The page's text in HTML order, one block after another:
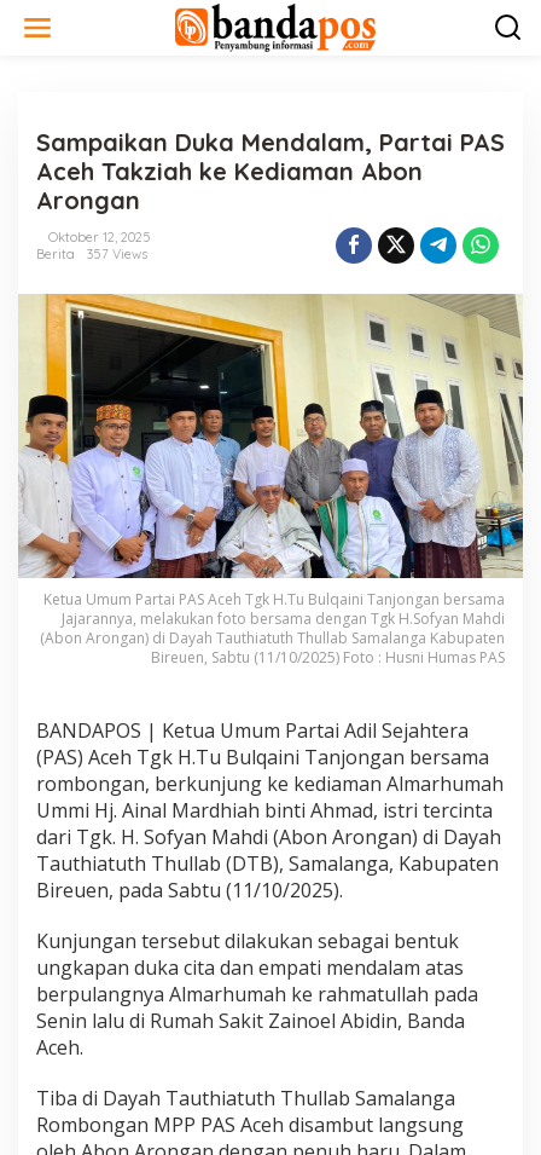
Sampaikan Duka Mendalam, Partai PAS
Aceh Takziah ke Kediaman Abon
Arongan
Oktober 12, 2025
Berita
357 Views
Ketua Umum Partai PAS Aceh Tgk H.Tu Bulqaini Tanjongan bersama
Jajarannya, melakukan foto bersama dengan Tgk H.Sofyan Mahdi
(Abon Arongan) di Dayah Tauthiatuth Thullab Samalanga Kabupaten
Bireuen, Sabtu (11/10/2025) Foto : Husni Humas PAS
BANDAPOS | Ketua Umum Partai Adil Sejahtera
(PAS) Aceh Tgk H.Tu Bulqaini Tanjongan bersama
rombongan, berkunjung ke kediaman Almarhumah
Ummi Hj. Ainal Mardhiah binti Ahmad, istri tercinta
dari Tgk. H. Sofyan Mahdi (Abon Arongan) di Dayah
Tauthiatuth Thullab (DTB), Samalanga, Kabupaten
Bireuen, pada Sabtu (11/10/2025).
Kunjungan tersebut dilakukan sebagai bentuk
ungkapan duka cita dan empati mendalam atas
berpulangnya Almarhumah ke rahmatullah pada
Senin lalu di Rumah Sakit Zainoel Abidin, Banda
Aceh.
Tiba di Dayah Tauthiatuth Thullab Samalanga
Rombongan MPP PAS Aceh disambut langsung